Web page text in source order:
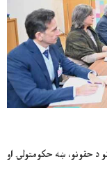
د حقونو، ښه حکومتولۍ او